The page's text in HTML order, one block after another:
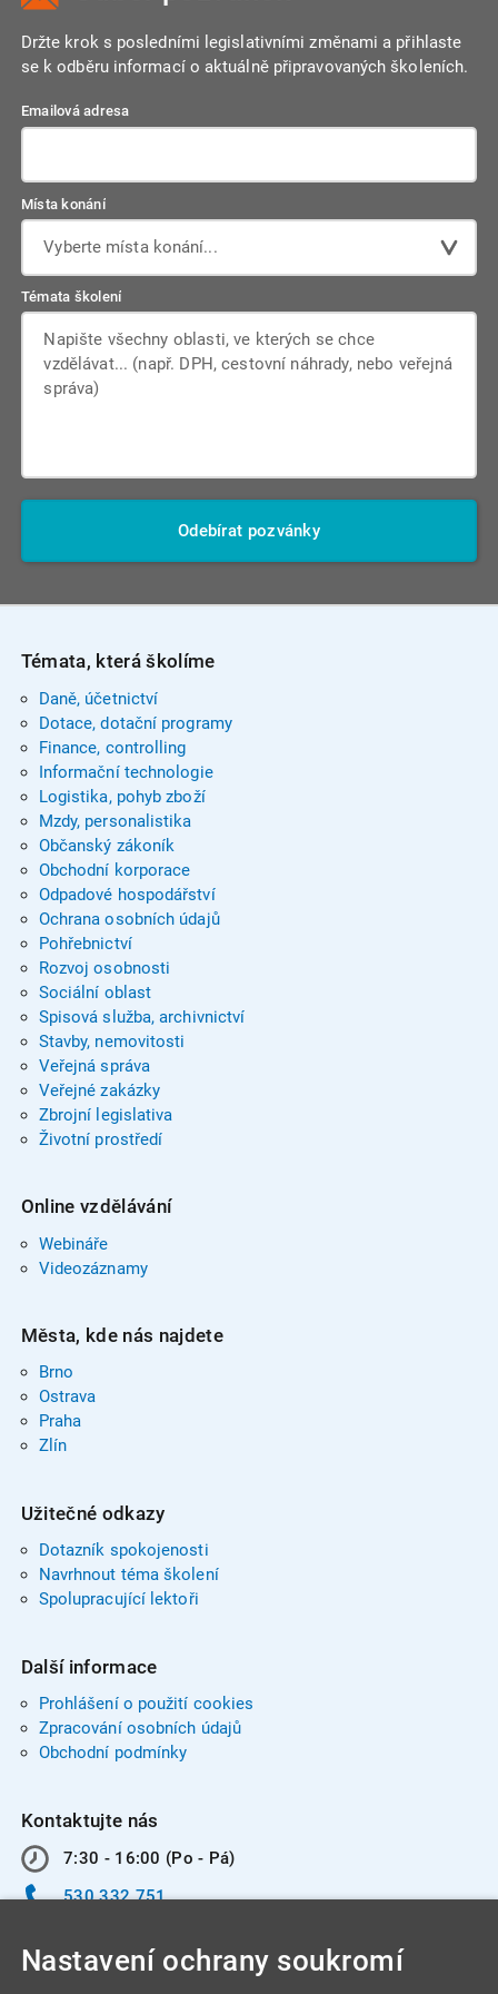
Držte krok s posledními legislativními změnami a přihlaste
se k odběru informací o aktuálně připravovaných školeních.
Emailová adresa
Místa konání
Vyberte místa konání...
Témata školení
Odebírat pozvánky
Témata, která školíme
Daně, účetnictví
Dotace, dotační programy
Finance, controlling
Informační technologie
Logistika, pohyb zboží
Mzdy, personalistika
Občanský zákoník
Obchodní korporace
Odpadové hospodářství
Ochrana osobních údajů
Pohřebnictví
Rozvoj osobnosti
Sociální oblast
Spisová služba, archivnictví
Stavby, nemovitosti
Veřejná správa
Veřejné zakázky
Zbrojní legislativa
Životní prostředí
Online vzdělávání
Webináře
Videozáznamy
Města, kde nás najdete
Brno
Ostrava
Praha
Zlín
Užitečné odkazy
Dotazník spokojenosti
Navrhnout téma školení
Spolupracující lektoři
Další informace
Prohlášení o použití cookies
Zpracování osobních údajů
Obchodní podmínky
Kontaktujte nás
7:30 - 16:00 (Po - Pá)
530 332 751
Nastavení ochrany soukromí